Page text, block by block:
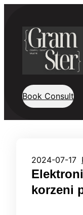
Book Consult
2024-07-17
korzeni